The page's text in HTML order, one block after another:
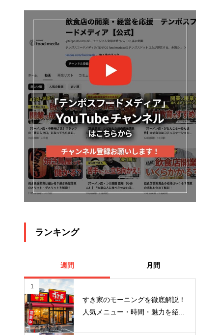
ランキング
週間 月間
1
すき家のモーニングを徹底解説！
人気メニュー・時間・魅力を紹...